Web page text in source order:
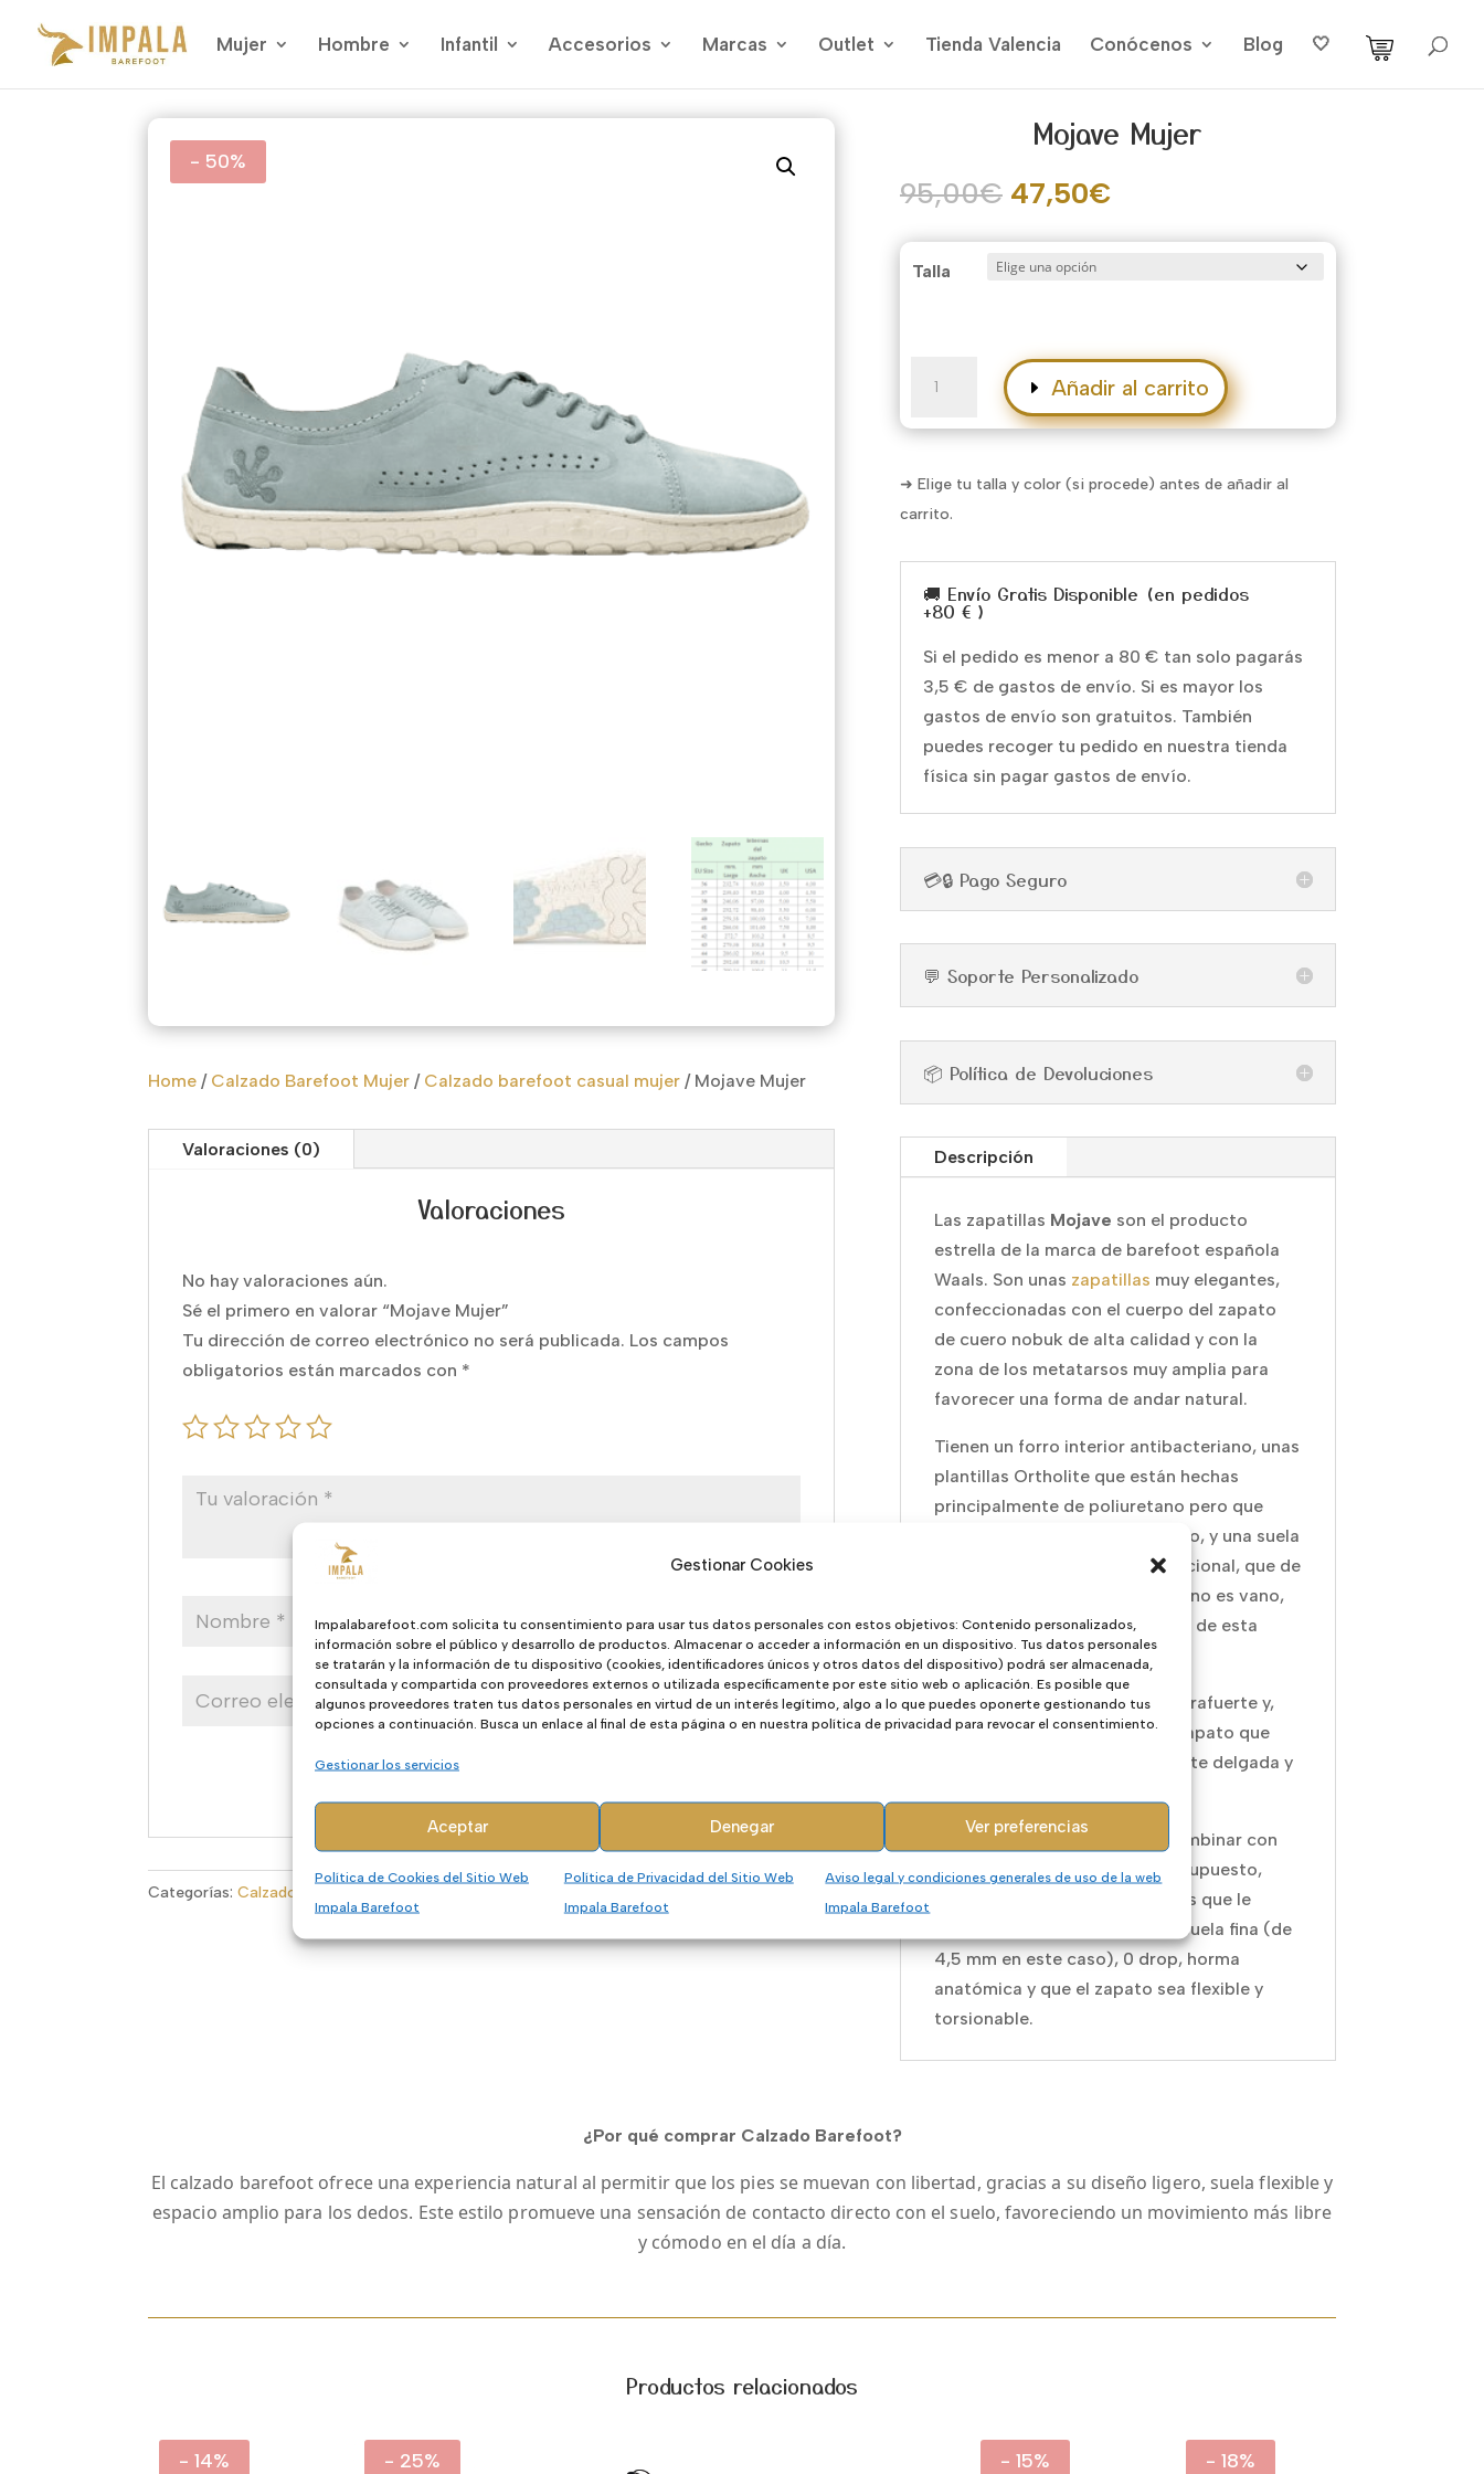
Gestionar Cookies
Impalabarefoot.com solicita tu consentimiento para usar tus datos personales con estos objetivos: Contenido personalizados,
información sobre el público y desarrollo de productos. Almacenar o acceder a información en un dispositivo. Tus datos personales
se tratarán y la información de tu dispositivo (cookies, identificadores únicos y otros datos del dispositivo) podrá ser almacenada,
consultada y compartida con proveedores externos o utilizada específicamente por este sitio web o aplicación. Es posible que
algunos proveedores traten tus datos personales en virtud de un interés legítimo, algo a lo que puedes oponerte gestionando tus
opciones a continuación. Busca un enlace al final de esta página o en nuestra política de privacidad para revocar el consentimiento.
Gestionar los servicios
Aceptar Denegar Ver preferencias
Política de Cookies del Sitio Web
Impala Barefoot
Política de Privacidad del Sitio Web
Impala Barefoot
Aviso legal y condiciones generales de uso de la web
Impala Barefoot
Mujer Hombre Infantil Accesorios Marcas Outlet Tienda Valencia Conócenos Blog 🤍
- 50%
Home / Calzado Barefoot Mujer / Calzado barefoot casual mujer / Mojave Mujer
Valoraciones (0)
Valoraciones
No hay valoraciones aún.
Sé el primero en valorar “Mojave Mujer”
Tu dirección de correo electrónico no será publicada. Los campos
obligatorios están marcados con *
Categorías: Calzado barefoot casual mujer
Mojave Mujer
95,00€ El
original
era:
47,50€El
actual
Talla
cantidad
Añadir al carrito
➜ Elige tu talla y color (si procede) antes de añadir al
carrito.
🚚 Envío Gratis Disponible (en pedidos
+80 € )
Si el pedido es menor a 80 € tan solo pagarás
3,5 € de gastos de envío. Si es mayor los
gastos de envío son gratuitos. También
puedes recoger tu pedido en nuestra tienda
física sin pagar gastos de envío.
💳🔒 Pago Seguro
💬 Soporte Personalizado
📦 Política de Devoluciones
Descripción
Las zapatillas Mojave son el producto
estrella de la marca de barefoot española
Waals. Son unas zapatillas muy elegantes,
confeccionadas con el cuerpo del zapato
de cuero nobuk de alta calidad y con la
zona de los metatarsos muy amplia para
favorecer una forma de andar natural.
Tienen un forro interior antibacteriano, unas
plantillas Ortholite que están hechas
principalmente de poliuretano pero que
aíslan térmicamente del terreno, y una suela
de goma de una calidad excepcional, que de
un grip muy fuerte del terreno, no es vano,
la pata del gecko es el símbolo de esta
fantástica marca.
Se trata de un calzado sin contrafuerte y,
por lo tanto, con la parte del zapato que
recoge el tobillo particularmente delgada y
Una opción fantástica para combinar con
jeans o pantalones, y que por supuesto,
tienen todas las características que le
pedimos al calzado barefoot: suela fina (de
4,5 mm en este caso), 0 drop, horma
anatómica y que el zapato sea flexible y
torsionable.
¿Por qué comprar Calzado Barefoot?
El calzado barefoot ofrece una experiencia natural al permitir que los pies se muevan con libertad, gracias a su diseño ligero, suela flexible y
espacio amplio para los dedos. Este estilo promueve una sensación de contacto directo con el suelo, favoreciendo un movimiento más libre
y cómodo en el día a día.
Productos relacionados
- 14% - 25% - 15% - 18%